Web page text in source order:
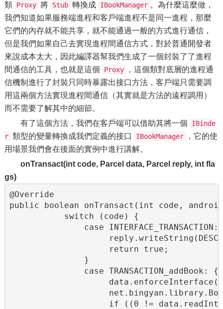
類 Proxy 將 Stub 轉換成 IBookManager 。為什麼這麼做，
我們知道如果服務端進程和客戶端進程不是同一進程，那麼
它們的內存就不能共享，就不能通過一般的方式進行通信，
但是我們如果自己去實現進程間通信方式，對於普通開發者
來說成本太大，因此編譯器幫我們生成了一個封裝了了進程
間通信的工具，也就是這個
Proxy
，這個類對底層的進程通
信機制進行了封裝只同時暴露出接口方法，客戶端只需要調
用這兩個方法實現進程間通信（其實就是方法的遠程調用）
而不需要了解其中的細節。
有了這個方法，我們在客戶端可以借助其將一個
IBinde
r 類型的變量轉換成我們定義的接口 IBookManager
，它的使
用場景我們會在後面的實例中進行講解。
onTransact(int code, Parcel data, Parcel reply, int fla
gs)
@Override
public boolean onTransact(int code,
           switch (code) {
case INTERFACE_TRANSACTION:
                    return true;
               }
               case TRANSACTION_addBook: {
if ((0 !=